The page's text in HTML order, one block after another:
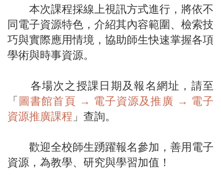
本次課程採線上視訊方式進行，將依不
同電子資源特色，介紹其內容範圍、檢索技
巧與實際應用情境，協助師生快速掌握各項
學術與時事資源。
各場次之授課日期及報名網址，請至
「 圖書館首頁 → 電子資源及推廣 → 電子
資源推廣課程 」查詢。
歡迎全校師生踴躍報名參加，善用電子
資源，為教學、研究與學習加值！